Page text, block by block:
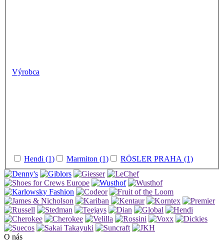
Výrobca
Hendi (1) Marmiton (1) RÖSLER PRAHA (1)
O nás